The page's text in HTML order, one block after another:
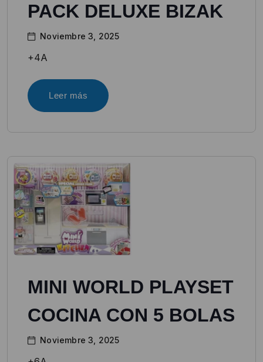
PACK DELUXE BIZAK
Noviembre 3, 2025
+4A
Leer más
MINI WORLD PLAYSET
COCINA CON 5 BOLAS
Noviembre 3, 2025